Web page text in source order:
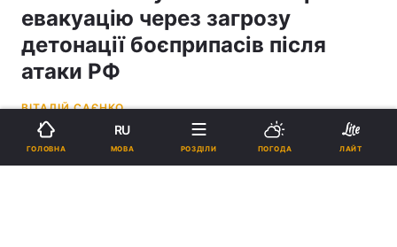
евакуацію через загрозу
детонації боєприпасів після
атаки РФ
ВІТАЛІЙ САЄНКО
10:17, 06.07.26 ОНОВЛЕНО
ГОЛОВНА
RU
МОВА РОЗДІЛИ ПОГОДА ЛАЙТ